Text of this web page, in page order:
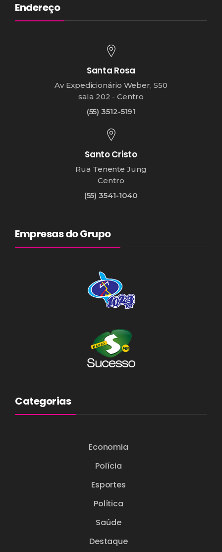
Endereço
Santa Rosa
Av Expedicionário Weber, 550
sala 202 - Centro
(55) 3512-5191
Santo Cristo
Rua Tenente Jung
Centro
(55) 3541-1040
Empresas do Grupo
Categorias
Economia
Polícia
Esportes
Política
Saúde
Destaque